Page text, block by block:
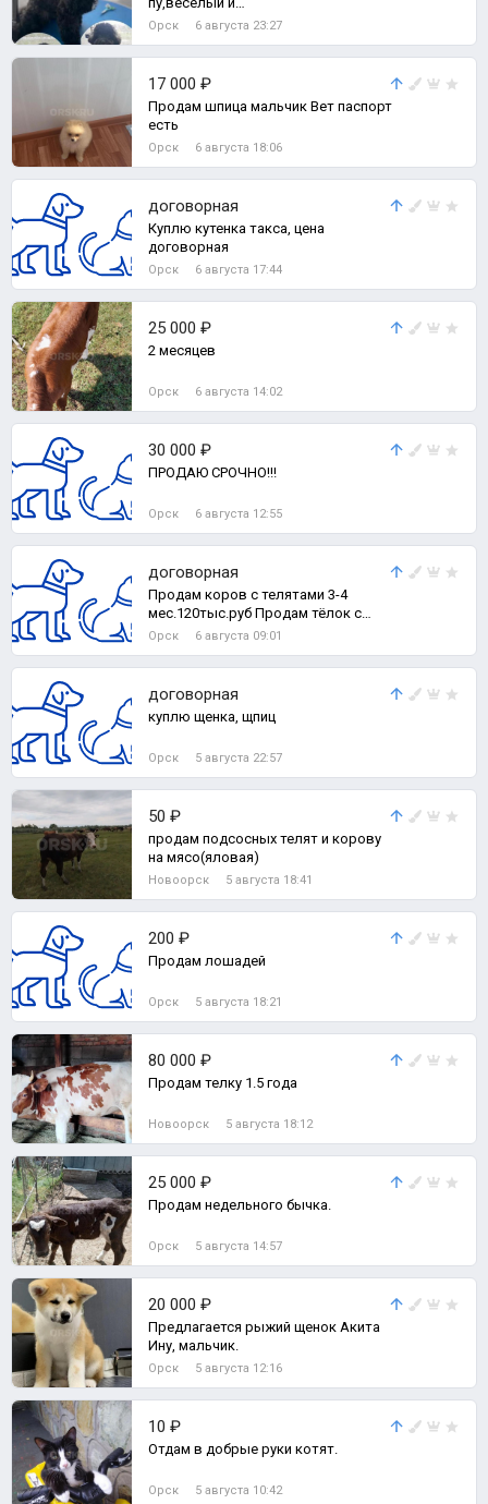
жизнерадостный...скучать не будете
Орск 6 августа 23:27
17 000 ₽
Продам шпица мальчик Вет паспорт
есть
Орск 6 августа 18:06
договорная
Куплю кутенка такса, цена
договорная
Орск 6 августа 17:44
25 000 ₽
2 месяцев
Орск 6 августа 14:02
30 000 ₽
ПРОДАЮ СРОЧНО!!!
Орск 6 августа 12:55
договорная
Продам коров с телятами 3-4
мес.120тыс.руб Продам тёлок с
телятами 2-3 мес. 105 тыс.руб
Орск 6 августа 09:01
договорная
куплю щенка, щпиц
Орск 5 августа 22:57
50 ₽
продам подсосных телят и корову
на мясо(яловая)
Новоорск 5 августа 18:41
200 ₽
Продам лошадей
Орск 5 августа 18:21
80 000 ₽
Продам телку 1.5 года
Новоорск 5 августа 18:12
25 000 ₽
Продам недельного бычка.
Орск 5 августа 14:57
20 000 ₽
Предлагается рыжий щенок Акита
Ину, мальчик.
Орск 5 августа 12:16
10 ₽
Отдам в добрые руки котят.
Орск 5 августа 10:42